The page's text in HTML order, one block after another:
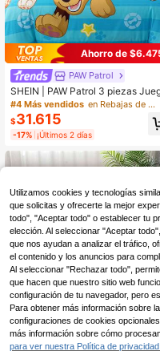
Ahorro de
PAW Patrol
SHEIN | PAW Patrol 3 piezas
de Funda Nórdica con Patrón de
bujos Animados Lindos, Material
pillado, Suave y Cálido, Funda
ica a Rayas Azules, Tamaños Múlti
al/Doble/Queen/King
#4 Más vendidos en Rebajas de verano Fundas y juegos de edredón
$31.615
-17% ¡Últimos 2 días
Utilizamos cookies y tecnologías
que solicitas y ofrecerte la mejor
todo", "Aceptar todo" o establecer tu
elección. Al seleccionar "Aceptar
que nos ayudan a analizar el tráfico,
el contenido y los anuncios para
Al seleccionar "Rechazar todo",
que hacen que nuestro sitio web
configuración de tu navegador, pero
Para obtener más información sobre
configuraciones de cookies
más información sobre cómo
para ver nuestra Política de privacidad.